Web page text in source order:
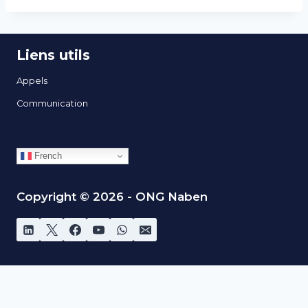
Copyright © 2026 - ONG Naben
Liens utils
Appels
Communication
French